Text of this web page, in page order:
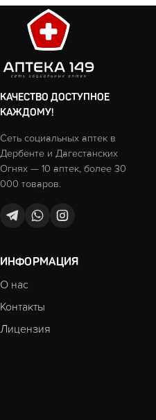
КАЧЕСТВО ДОСТУПНОЕ
КАЖДОМУ!
Сеть социальных аптек в
Дербенте и Дагестанских
Огнях — 10 аптек, более 30
000 товаров.
ИНФОРМАЦИЯ
О нас
Контакты
Лицензия